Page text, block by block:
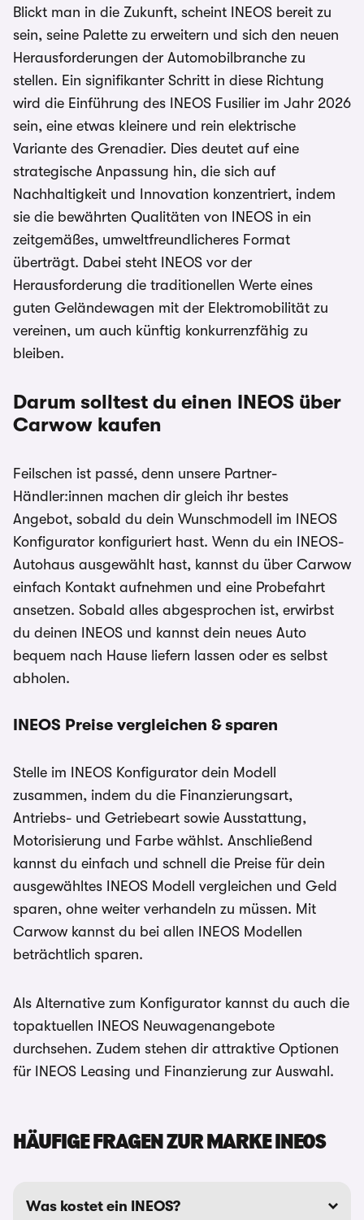
Blickt man in die Zukunft, scheint INEOS bereit zu
sein, seine Palette zu erweitern und sich den neuen
Herausforderungen der Automobilbranche zu
stellen. Ein signifikanter Schritt in diese Richtung
wird die Einführung des INEOS Fusilier im Jahr 2026
sein, eine etwas kleinere und rein elektrische
Variante des Grenadier. Dies deutet auf eine
strategische Anpassung hin, die sich auf
Nachhaltigkeit und Innovation konzentriert, indem
sie die bewährten Qualitäten von INEOS in ein
zeitgemäßes, umweltfreundlicheres Format
überträgt. Dabei steht INEOS vor der
Herausforderung die traditionellen Werte eines
guten Geländewagen mit der Elektromobilität zu
vereinen, um auch künftig konkurrenzfähig zu
bleiben.
Darum solltest du einen INEOS über
Carwow kaufen
Feilschen ist passé, denn unsere Partner-
Händler:innen machen dir gleich ihr bestes
Angebot, sobald du dein Wunschmodell im INEOS
Konfigurator konfiguriert hast. Wenn du ein INEOS-
Autohaus ausgewählt hast, kannst du über Carwow
einfach Kontakt aufnehmen und eine Probefahrt
ansetzen. Sobald alles abgesprochen ist, erwirbst
du deinen INEOS und kannst dein neues Auto
bequem nach Hause liefern lassen oder es selbst
abholen.
INEOS Preise vergleichen & sparen
Stelle im INEOS Konfigurator dein Modell
zusammen, indem du die Finanzierungsart,
Antriebs- und Getriebeart sowie Ausstattung,
Motorisierung und Farbe wählst. Anschließend
kannst du einfach und schnell die Preise für dein
ausgewähltes INEOS Modell vergleichen und Geld
sparen, ohne weiter verhandeln zu müssen. Mit
Carwow kannst du bei allen INEOS Modellen
beträchtlich sparen.
Als Alternative zum Konfigurator kannst du auch die
topaktuellen INEOS Neuwagenangebote
durchsehen. Zudem stehen dir attraktive Optionen
für INEOS Leasing und Finanzierung zur Auswahl.
HÄUFIGE FRAGEN ZUR MARKE INEOS
Was kostet ein INEOS?